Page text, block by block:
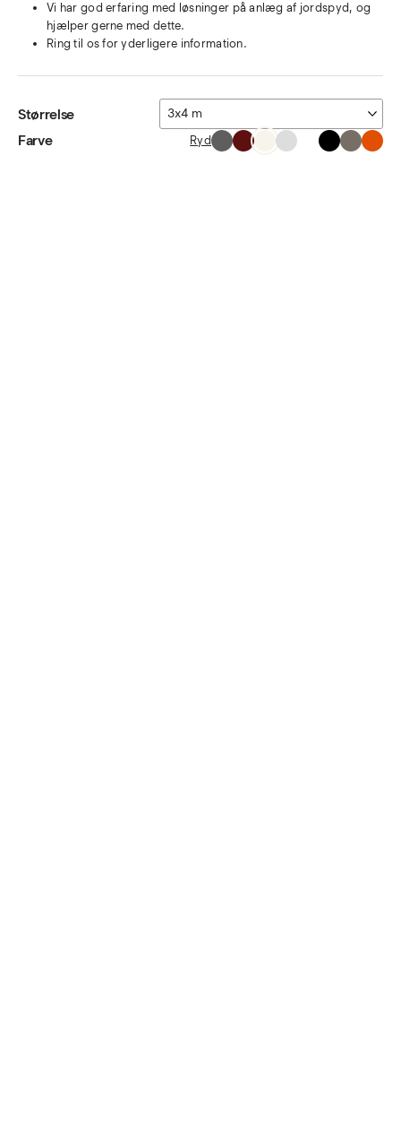
Vi har god erfaring med løsninger på anlæg af jordspyd, og
hjælper gerne med dette.
Ring til os for yderligere information.
Størrelse
Farve
Ryd